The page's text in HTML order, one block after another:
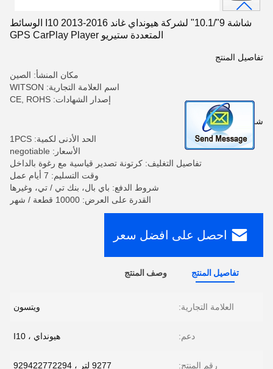
شاشة 9"/10.1" لشركة هيونداي غاند I10 2013-2016 الوسائط
المتعددة ستيريو GPS CarPlay Player
تفاصيل المنتج
مكان المنشأ: الصين
اسم العلامة التجارية: WITSON
إصدار الشهادات: CE, ROHS
شروط الدفع والشحن
الحد الأدنى لكمية: 1PCS
الأسعار: negotiable
تفاصيل التغليف: كرتونة تصدير قياسية مع رغوة بالداخل
وقت التسليم: 7 أيام عمل
شروط الدفع: باي بال، بنك تي / تي، وغيرها
القدرة على العرض: 10000 قطعة / شهر
احصل على افضل سعر
تفاصيل المنتج وصف المنتج
العلامة التجارية: ويتسون
دعم: هيونداي ، I10
رقم المنتج: 9277 لتر ، 929422772294